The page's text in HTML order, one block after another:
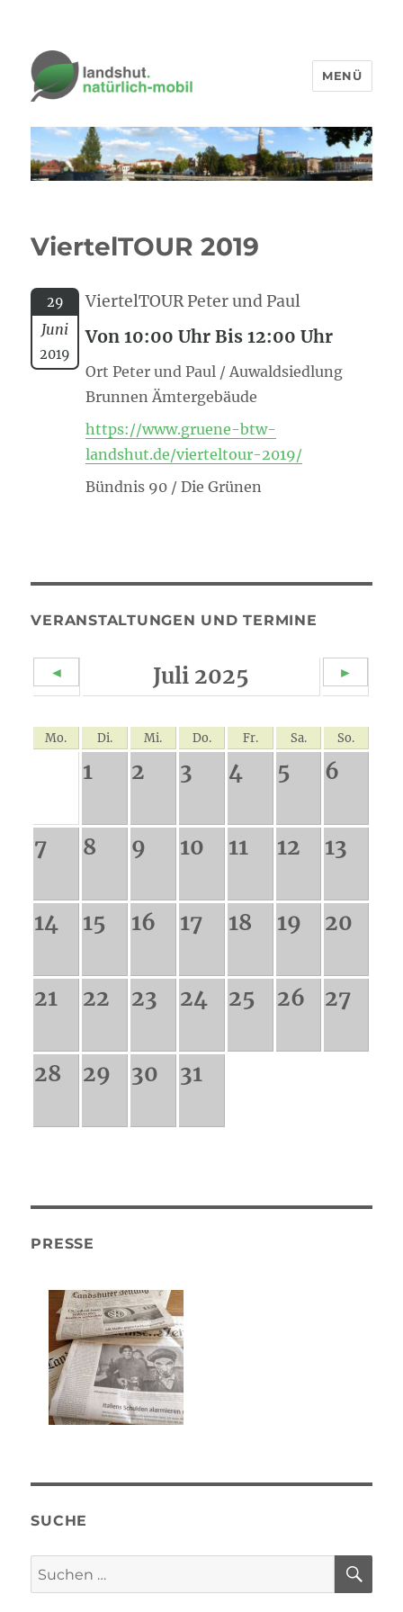
MENÜ
ViertelTOUR 2019
29
Juni
2019
ViertelTOUR Peter und Paul
Von 10:00 Uhr Bis 12:00 Uhr
Ort Peter und Paul / Auwaldsiedlung
Brunnen Ämtergebäude
https://www.gruene-btw-
landshut.de/vierteltour-2019/
Bündnis 90 / Die Grünen
VERANSTALTUNGEN UND TERMINE
◄ Juli 2025 ►
Mo. Di. Mi. Do. Fr. Sa. So.
1 2 3 4 5 6
7 8 9 10 11 12 13
14 15 16 17 18 19 20
21 22 23 24 25 26 27
28 29 30 31
PRESSE
SUCHE
Suchen
nach: